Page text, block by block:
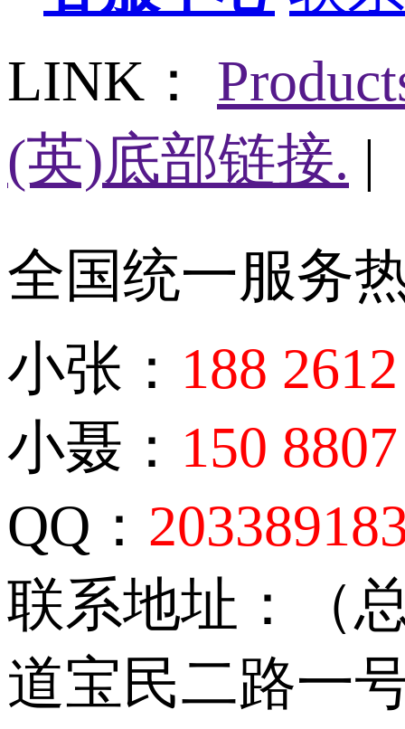
LINK：
(英)底部链接. |
全国统一服务
小张： 188
小聂： 150
QQ：
联系地址：（
道宝民二路一